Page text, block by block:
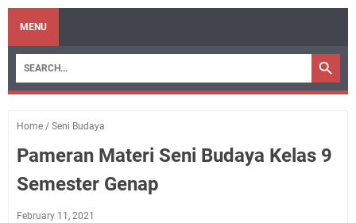
MENU
Home / Seni Budaya
Pameran Materi Seni Budaya Kelas 9
Semester Genap
February 11, 2021